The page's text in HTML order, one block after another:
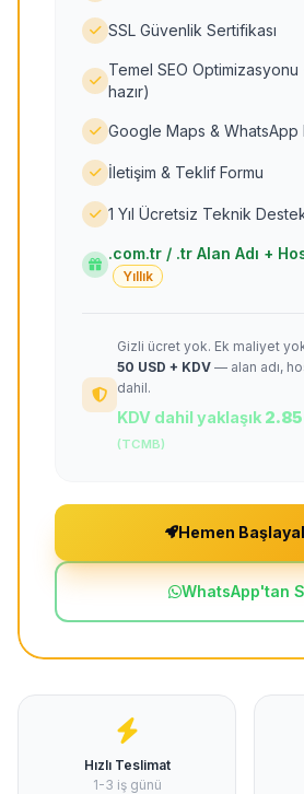
SSL Güvenlik Sertifikası
Temel SEO
hazır)
Google Maps & WhatsApp
İletişim & Teklif Formu
1 Yıl Ücretsiz Teknik
.com.tr / .tr Alan Adı +
Yıllık
Gizli ücret yok. Ek maliyet
50 USD + KDV — alan adı,
dahil.
KDV dahil yaklaşık
(TCMB)
Hemen
WhatsApp'tan
Hızlı Teslimat
1-3 iş günü